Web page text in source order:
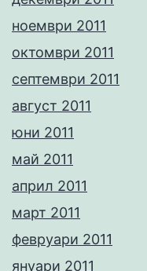
ноември 2011
октомври 2011
септември 2011
август 2011
юни 2011
май 2011
април 2011
март 2011
февруари 2011
януари 2011